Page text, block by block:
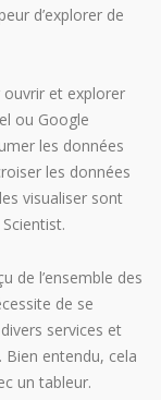
d’explorer de
et explorer
ou Google
les données
les données
visualiser sont
de l’ensemble des
de se
services et
Bien entendu, cela
un tableur.